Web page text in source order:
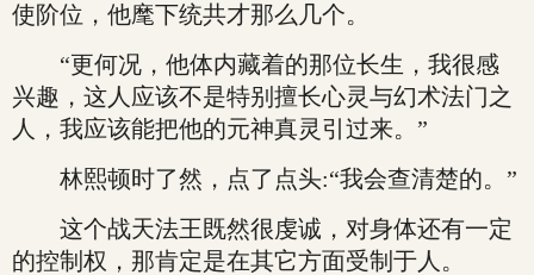
使阶位，他麾下统共才那么几个。
“更何况，他体内藏着的那位长生，我很感
兴趣，这人应该不是特别擅长心灵与幻术法门之
人，我应该能把他的元神真灵引过来。”
林熙顿时了然，点了点头:“我会查清楚的。”
这个战天法王既然很虔诚，对身体还有一定
的控制权，那肯定是在其它方面受制于人。